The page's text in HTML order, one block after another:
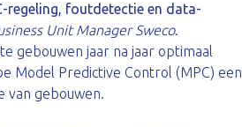
regeling, foutdetectie en data-
Unit Manager Sweco.
gebouwen jaar na jaar optimaal
Model Predictive Control (MPC) een
van gebouwen.